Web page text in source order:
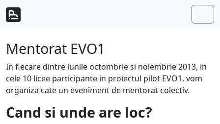
Skip to content
Skip to footer
Mentorat EVO1
In fiecare dintre lunile octombrie si noiembrie 2013, in
cele 10 licee participante in proiectul pilot EVO1, vom
organiza cate un eveniment de mentorat colectiv.
Cand si unde are loc?